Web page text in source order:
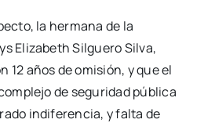
la hermana de la
Elizabeth Silguero Silva,
12 años de omisión, y que el
de seguridad pública
indiferencia, y falta de